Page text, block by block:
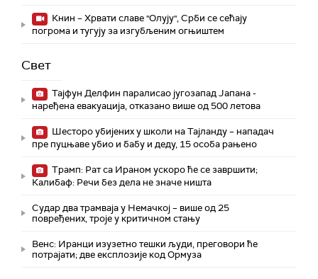
Книн – Хрвати славе "Олују", Срби се сећају
погрома и тугују за изгубљеним огњиштем
Свет
Тајфун Делфин паралисао југозапад Јапана -
наређена евакуација, отказано више од 500 летова
Шесторо убијених у школи на Тајланду – нападач
пре пуцњаве убио и бабу и деду, 15 особа рањено
Трамп: Рат са Ираном ускоро ће се завршити;
Калибаф: Речи без дела не значе ништа
Судар два трамваја у Немачкој – више од 25
повређених, троје у критичном стању
Венс: Иранци изузетно тешки људи, преговори ће
потрајати; две експлозије код Ормуза